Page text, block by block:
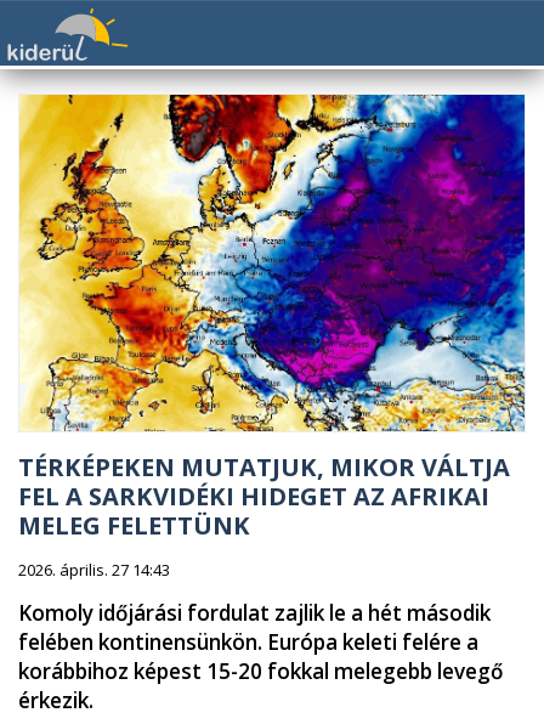
TÉRKÉPEKEN MUTATJUK, MIKOR VÁLTJA
FEL A SARKVIDÉKI HIDEGET AZ AFRIKAI
MELEG FELETTÜNK
2026. április. 27 14:43
Komoly időjárási fordulat zajlik le a hét második
felében kontinensünkön. Európa keleti felére a
korábbihoz képest 15-20 fokkal melegebb levegő
érkezik.